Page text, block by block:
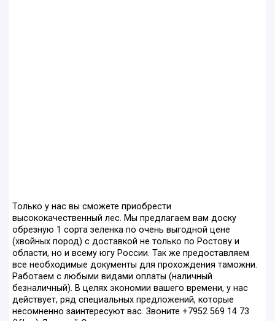
Только у нас вы сможете приобрести
высококачественный лес. Мы предлагаем вам доску
обрезную 1 сорта зеленка по очень выгодной цене
(хвойных пород) с доставкой не только по Ростову и
области, но и всему югу России. Так же предоставляем
все необходимые документы для прохождения таможни.
Работаем с любыми видами оплаты (наличный
безналичный). В целях экономии вашего времени, у нас
действует, ряд специальных предложений, которые
несомненно заинтересуют вас. Звоните +7952 569 14 73